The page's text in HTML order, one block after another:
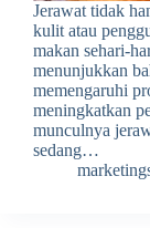
Jerawat tidak
kulit atau
makan sehari-
menunjukkan
memengaruhi
meningkatkan
munculnya
sedang…